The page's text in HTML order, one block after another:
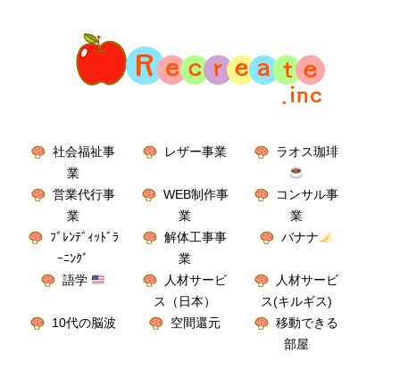
社会福祉事
業
レザー事業 ラオス珈琲
営業代行事
業
WEB制作事
業
コンサル事
業
ﾌﾞﾚﾝﾃﾞｨｯﾄﾞﾗ
ｰﾆﾝｸﾞ
解体工事事
業
バナナ
語学
人材サービ
ス（日本）
人材サービ
ス(キルギス)
10代の脳波
空間還元
移動できる
部屋